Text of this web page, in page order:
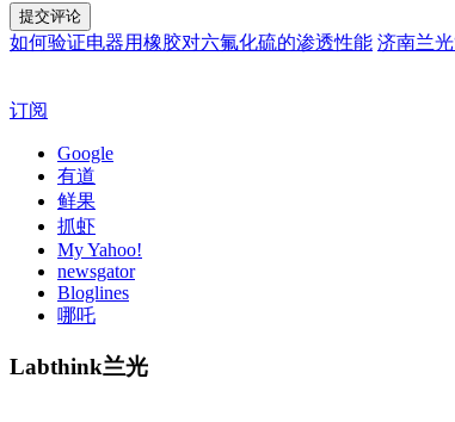
如何验证电器用橡胶对六氟化硫的渗透性能 济南兰
订阅
Google
有道
鲜果
抓虾
My Yahoo!
newsgator
Bloglines
哪吒
Labthink兰光